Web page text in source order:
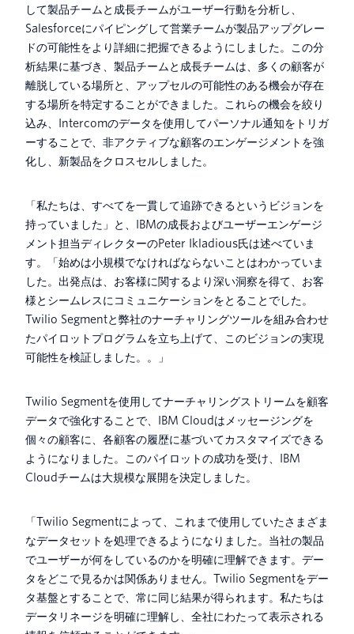
して製品チームと成長チームがユーザー行動を分析し、
Salesforceにパイピングして営業チームが製品アップグレー
ドの可能性をより詳細に把握できるようにしました。この分
析結果に基づき、製品チームと成長チームは、多くの顧客が
離脱している場所と、アップセルの可能性のある機会が存在
する場所を特定することができました。これらの機会を絞り
込み、Intercomのデータを使用してパーソナル通知をトリガ
ーすることで、非アクティブな顧客のエンゲージメントを強
化し、新製品をクロスセルしました。
「私たちは、すべてを一貫して追跡できるというビジョンを
持っていました」と、IBMの成長およびユーザーエンゲージ
メント担当ディレクターのPeter Ikladious氏は述べていま
す。「始めは小規模でなければならないことはわかっていま
した。出発点は、お客様に関するより深い洞察を得て、お客
様とシームレスにコミュニケーションをとることでした。
Twilio Segmentと弊社のナーチャリングツールを組み合わせ
たパイロットプログラムを立ち上げて、このビジョンの実現
可能性を検証しました。。」
Twilio Segmentを使用してナーチャリングストリームを顧客
データで強化することで、IBM Cloudはメッセージングを
個々の顧客に、各顧客の履歴に基づいてカスタマイズできる
ようになりました。このパイロットの成功を受け、IBM
Cloudチームは大規模な展開を決定しました。
「Twilio Segmentによって、これまで使用していたさまざま
なデータセットを処理できるようになりました。当社の製品
でユーザーが何をしているのかを明確に理解できます。デー
タをどこで見るかは関係ありません。Twilio Segmentをデー
タ基盤とすることで、常に同じ結果が得られます。私たちは
データリネージを明確に理解し、全社にわたって表示される